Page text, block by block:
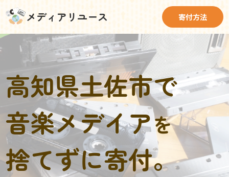
メディアリユース 寄付方法
高知県土佐市で
音楽メデイアを
捨てずに寄付。